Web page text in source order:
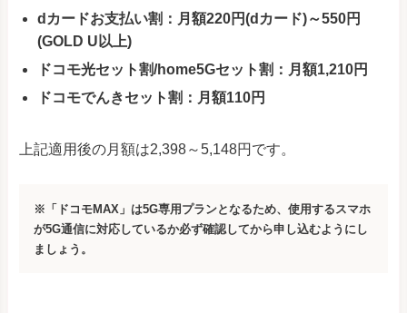
dカードお支払い割：月額220円(dカード)～550円
(GOLD U以上)
ドコモ光セット割/home5Gセット割：月額1,210円
ドコモでんきセット割：月額110円
上記適用後の月額は2,398～5,148円です。
※「ドコモMAX」は5G専用プランとなるため、使用するスマホ
が5G通信に対応しているか必ず確認してから申し込むようにし
ましょう。